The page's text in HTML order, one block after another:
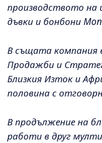
производството на
дъвки и бонбони
В същата компания
Продажби и
Близкия Изток и
половина с
В продължение на
работи в друг